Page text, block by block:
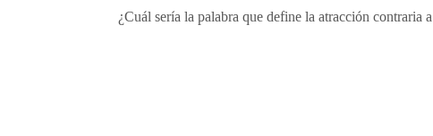
¿Cuál sería la palabra que define la atracción contraria